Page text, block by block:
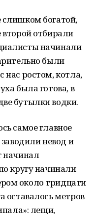
богатой,
отбирали
начинали
были
нас ростом, котла,
была готова, в
бутылки водки.
самое главное
заводили невод и
начинал
кругу начинали
около тридцати
оставалось метров
лещи,